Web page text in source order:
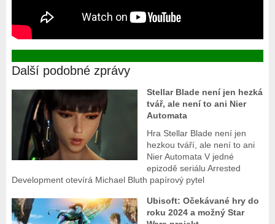
Další podobné zprávy
Stellar Blade není jen hezká
tvář, ale není to ani Nier
Automata
Hra Stellar Blade není jen
hezkou tváří, ale není to ani
Nier Automata V jedné
epizodě seriálu Arrested
Development otevírá Michael Bluth papírový pytel
Ubisoft: Očekávané hry do
roku 2024 a možný Star